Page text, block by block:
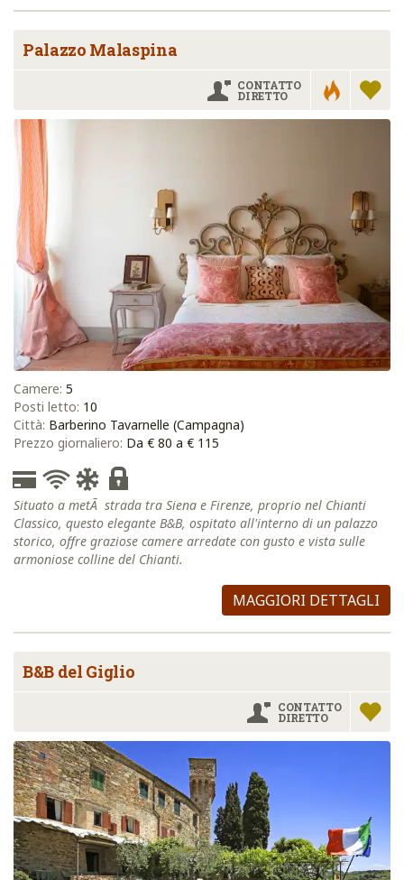
Palazzo Malaspina
CONTATTO
DIRETTO
Camere: 5
Posti letto: 10
Città: Barberino Tavarnelle (Campagna)
Prezzo giornaliero: Da € 80 a € 115
Situato a metÃ strada tra Siena e Firenze, proprio nel Chianti
Classico, questo elegante B&B, ospitato all'interno di un palazzo
storico, offre graziose camere arredate con gusto e vista sulle
armoniose colline del Chianti.
MAGGIORI DETTAGLI
B&B del Giglio
CONTATTO
DIRETTO